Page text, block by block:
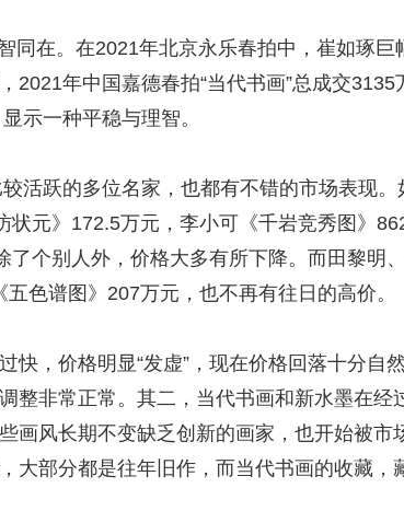
在。在2021年北京永乐春拍中，崔如琢巨
2021年中国嘉德春拍“当代书画”总成交
示一种平稳与理智。
跃的多位名家，也都有不错的市场表现。
状元》172.5万元，李小可《千岩竞秀图》
了个别人外，价格大多有所下降。而田黎明
色谱图》207万元，也不再有往日的高价。
，价格明显“发虚”，现在价格回落十分自
整非常正常。其二，当代书画和新水墨在经
画风长期不变缺乏创新的画家，也开始被
大部分都是往年旧作，而当代书画的收藏，